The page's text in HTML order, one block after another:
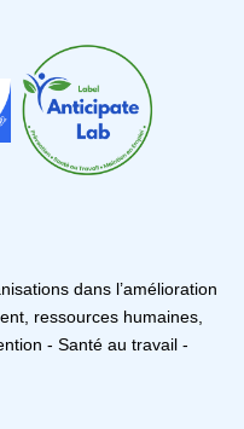
dans l’amélioration
ressources humaines,
- Santé au travail -